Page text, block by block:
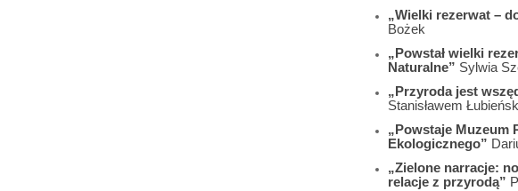
„Wielki rezerwat –
Bożek
„Powstał wielki
Naturalne” Sylwia
„Przyroda jest
Stanisławem
„Powstaje Muzeum
Ekologicznego”
„Zielone narracje:
relacje z przyrodą”